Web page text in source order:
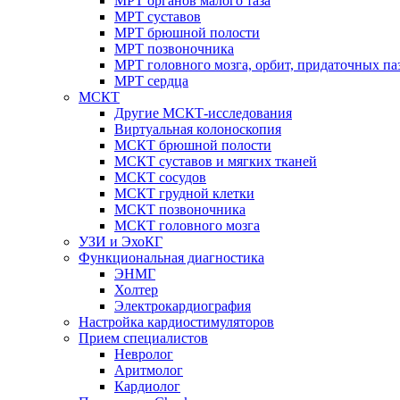
МРТ суставов
МРТ брюшной полости
МРТ позвоночника
МРТ головного мозга, орбит, придаточных
МРТ сердца
МСКТ
Другие МСКТ-исследования
Виртуальная колоноскопия
МСКТ брюшной полости
МСКТ суставов и мягких тканей
МСКТ сосудов
МСКТ грудной клетки
МСКТ позвоночника
МСКТ головного мозга
УЗИ и ЭхоКГ
Функциональная диагностика
ЭНМГ
Холтер
Электрокардиография
Настройка кардиостимуляторов
Прием специалистов
Невролог
Аритмолог
Кардиолог